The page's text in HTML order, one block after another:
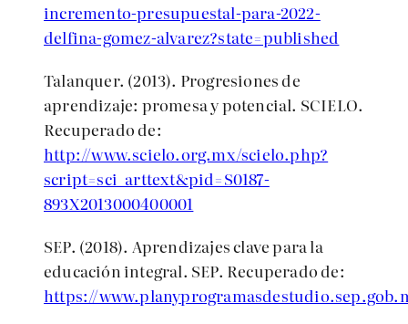
incremento-presupuestal-para-2022-
delfina-gomez-alvarez?state=published
Talanquer. (2013). Progresiones de
aprendizaje: promesa y potencial. SCIELO.
Recuperado de:
http://www.scielo.org.mx/scielo.php?
script=sci_arttext&pid=S0187-
893X2013000400001
SEP. (2018). Aprendizajes clave para la
educación integral. SEP. Recuperado de:
https://